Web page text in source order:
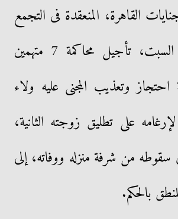
القاهرة، المنعقدة فى التجمع
الخامس، اليوم السبت، تأجيل محاكمة 7 متهمين
احتجاز وتعذيب المجنى عليه ولاء
على تطليق زوجته الثانية،
من شرفة منزله ووفاته، إلى